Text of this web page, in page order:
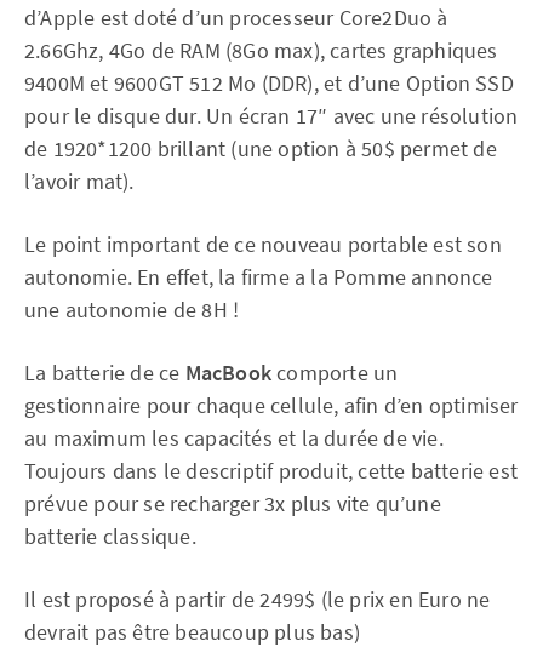
d’Apple est doté d’un processeur Core2Duo à
2.66Ghz, 4Go de RAM (8Go max), cartes graphiques
9400M et 9600GT 512 Mo (DDR), et d’une Option SSD
pour le disque dur. Un écran 17″ avec une résolution
de 1920*1200 brillant (une option à 50$ permet de
l’avoir mat).
Le point important de ce nouveau portable est son
autonomie. En effet, la firme a la Pomme annonce
une autonomie de 8H !
La batterie de ce MacBookcomporte un
gestionnaire pour chaque cellule, afin d’en optimiser
au maximum les capacités et la durée de vie.
Toujours dans le descriptif produit, cette batterie est
prévue pour se recharger 3x plus vite qu’une
batterie classique.
Il est proposé à partir de 2499$ (le prix en Euro ne
devrait pas être beaucoup plus bas)